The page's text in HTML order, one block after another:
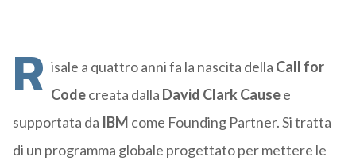
R isale a quattro anni fa la nascita della Call for
Codecreata dalla David Clark Causee
supportata da IBM come Founding Partner.Si tratta
di un programma globale progettato per mettere le